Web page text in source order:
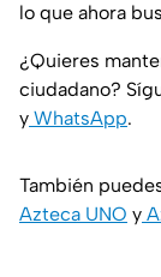
lo que ahora
¿Quieres
ciudadano?
y WhatsApp.
También
Azteca UNO y